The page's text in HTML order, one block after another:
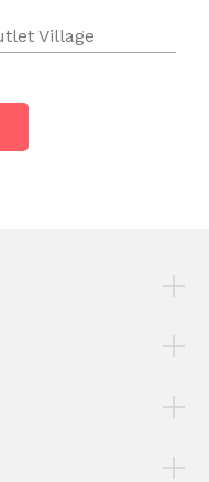
Village